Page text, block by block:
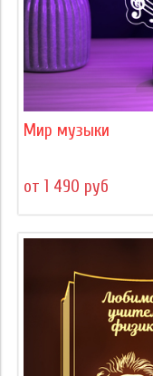
Мир музыки
от 1 490 руб